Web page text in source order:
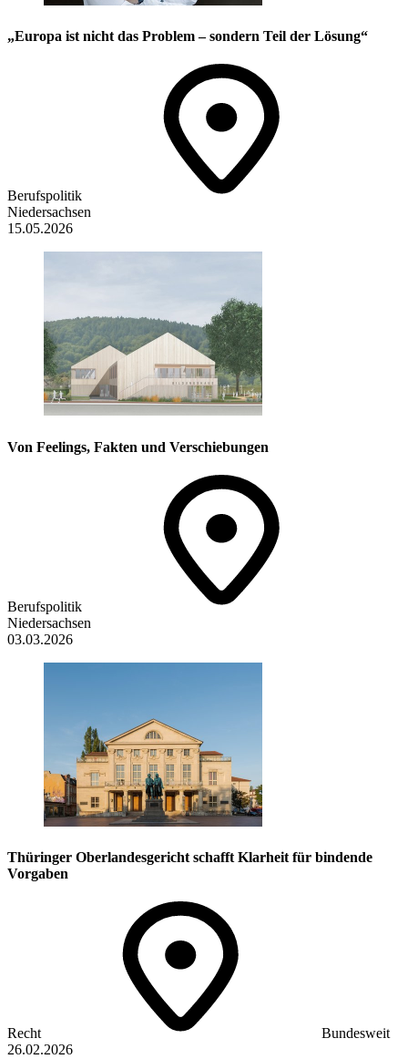
„Europa ist nicht das Problem – sondern Teil der Lösung“
Berufspolitik
Niedersachsen
15.05.2026
Von Feelings, Fakten und Verschiebungen
Berufspolitik
Niedersachsen
03.03.2026
Thüringer Oberlandesgericht schafft Klarheit für bindende
Vorgaben
Recht
Bundesweit
26.02.2026